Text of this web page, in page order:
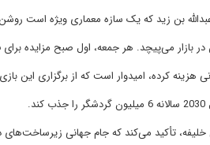
بن زید که یک سازه معماری ویژه است
بازار می‌پیچد. هر جمعه، اول صبح مزایده برای
است که از برگزاری این بازی‌ها بیش از 17 میلیارد دلار
تأکید می‌کند که جام جهانی زیرساخت‌های